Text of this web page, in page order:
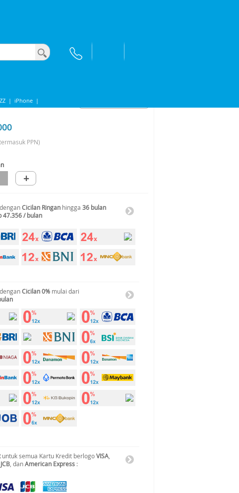
| iPhone |
PPN)
+
Cicilan Ringan hingga 36 bulan
47.356 / bulan
Cicilan 0% mulai dari
untuk semua Kartu Kredit berlogoVISA
JCB , danAmerican Express :